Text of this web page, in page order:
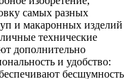
самых разных
и макаронных изделий
технические
дополнительно
и удобство:
бесшумность